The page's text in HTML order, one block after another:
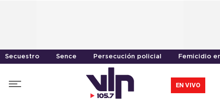
Secuestro Sence Persecución policial Femicidio
EN VIVO